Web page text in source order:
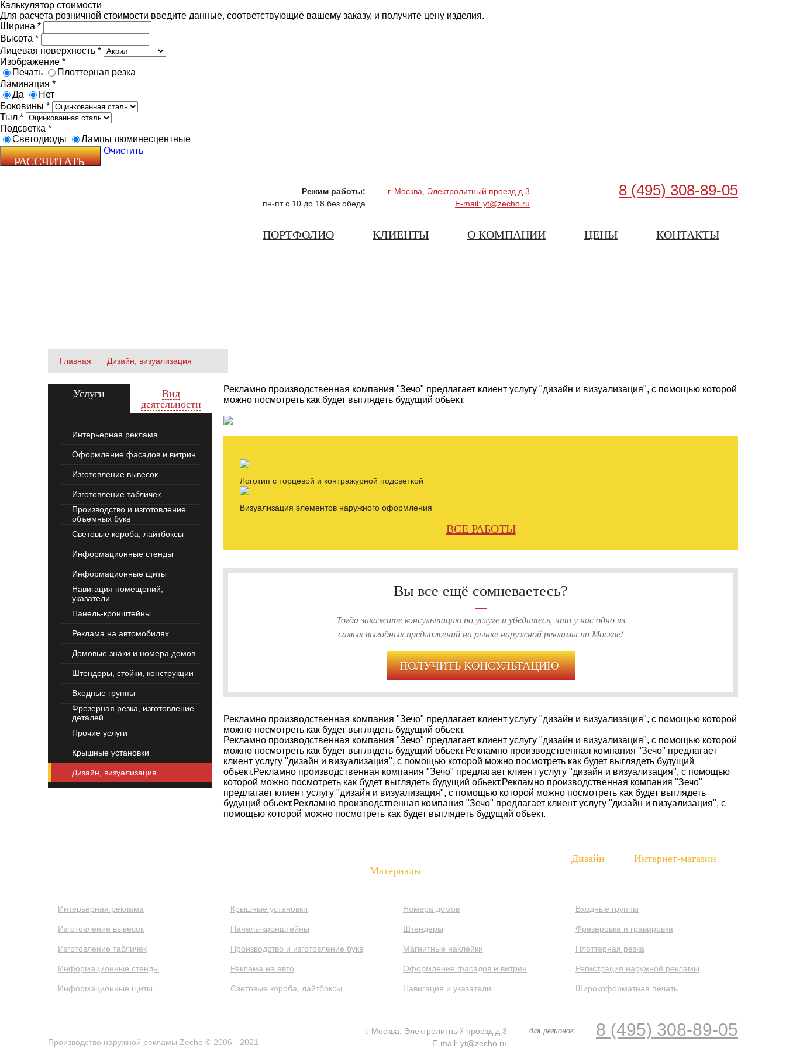
Калькулятор стоимости
Для расчета розничной стоимости введите данные, соответствующие вашему заказу, и получите цену изделия.
Ширина *
Высота *
Лицевая поверхность *
Изображение *
Печать
Плоттерная резка
Ламинация *
Да
Нет
Боковины *
Тыл *
Подсветка *
Светодиоды
Лампы люминесцентные
Очистить
Режим работы:
пн-пт с 10 до 18 без обеда
г. Москва, Электролитный проезд д.3
E-mail: yt@zecho.ru
8 (495) 308-89-05
ПОРТФОЛИО КЛИЕНТЫ О КОМПАНИИ ЦЕНЫ КОНТАКТЫ
Главная Дизайн, визуализация
Услуги
Вид
деятельности
Интерьерная реклама
Оформление фасадов и витрин
Изготовление вывесок
Изготовление табличек
Производство и изготовление
объемных букв
Световые короба, лайтбоксы
Информационные стенды
Информационные щиты
Навигация помещений,
указатели
Панель-кронштейны
Реклама на автомобилях
Домовые знаки и номера домов
Штендеры, стойки, конструкции
Входные группы
Фрезерная резка, изготовление
деталей
Прочие услуги
Крышные установки
Дизайн, визуализация
Рекламно производственная компания "Зечо" предлагает клиент услугу "дизайн и визуализация", с помощью которой
можно посмотреть как будет выглядеть будущий обьект.
Логотип с торцевой и контражурной подсветкой
Визуализация элементов наружного оформления
ВСЕ РАБОТЫ
Вы все ещё сомневаетесь?
Тогда закажите консультацию по услуге и убедитесь, что у нас одно из
самых выгодных предложений на рынке наружной рекламы по Москве!
ПОЛУЧИТЬ КОНСУЛЬТАЦИЮ
Рекламно производственная компания "Зечо" предлагает клиент услугу "дизайн и визуализация", с помощью которой
можно посмотреть как будет выглядеть будущий обьект.
Рекламно производственная компания "Зечо" предлагает клиент услугу "дизайн и визуализация", с помощью которой
можно посмотреть как будет выглядеть будущий обьект.Рекламно производственная компания "Зечо" предлагает
клиент услугу "дизайн и визуализация", с помощью которой можно посмотреть как будет выглядеть будущий
обьект.Рекламно производственная компания "Зечо" предлагает клиент услугу "дизайн и визуализация", с помощью
которой можно посмотреть как будет выглядеть будущий обьект.Рекламно производственная компания "Зечо"
предлагает клиент услугу "дизайн и визуализация", с помощью которой можно посмотреть как будет выглядеть
будущий обьект.Рекламно производственная компания "Зечо" предлагает клиент услугу "дизайн и визуализация", с
помощью которой можно посмотреть как будет выглядеть будущий обьект.
Дизайн
Интернет-магазин
Материалы
Интерьерная реклама
Изготовление вывесок
Изготовление табличек
Информационные стенды
Информационные щиты
Крышные установки
Панель-кронштейны
Производство и изготовление букв
Реклама на авто
Световые короба, лайтбоксы
Номера домов
Штендеры
Магнитные наклейки
Оформление фасадов и витрин
Навигация и указатели
Входные группы
Фрезеровка и гравировка
Плоттерная резка
Регистрация наружной рекламы
Широкоформатная печать
Производство наружной рекламы Zecho © 2006 - 2021
г. Москва, Электролитный проезд д.3
E-mail: yt@zecho.ru
для регионов 8 (495) 308-89-05